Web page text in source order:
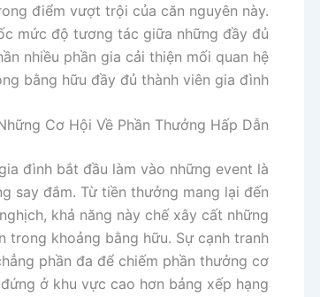
điểm vượt trội của căn nguyên này.
mức độ tương tác giữa những đầy đủ
nhiều phần gia cải thiện mối quan hệ
bằng hữu đầy đủ thành viên gia đình.
Cơ Hội Về Phần Thưởng Hấp Dẫn
đình bắt đầu làm vào những event là
say đắm. Từ tiền thưởng mang lại đến
khả năng này chế xây cất những
trong khoảng bằng hữu. Sự cạnh tranh
phần đa để chiếm phần thưởng cơ
ở khu vực cao hơn bảng xếp hạng